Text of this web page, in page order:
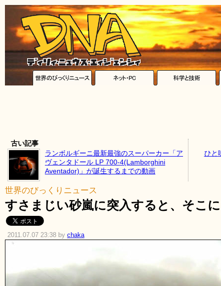
古い記事
ランボルギーニ最新最強のスーパーカー「ア
ヴェンタドール LP 700-4(Lamborghini
Aventador)」が誕生するまでの動画
ひと
世界のびっくりニュース
すさまじい砂嵐に突入すると、そこ
2011.07.07 23:38 by chaka